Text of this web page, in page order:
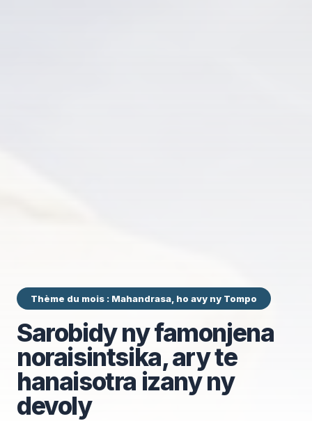
Thème du mois : Mahandrasa, ho avy ny Tompo
Sarobidy ny famonjena
noraisintsika, ary te
hanaisotra izany ny
devoly